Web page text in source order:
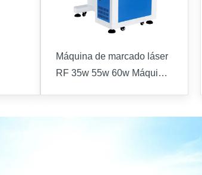
Máquina de marcado láser
RF 35w 55w 60w Máquina